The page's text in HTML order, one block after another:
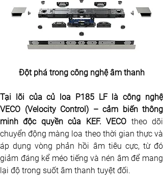
Đột phá trong công nghệ âm thanh
Tại lõi của củ loa P185 LF là công nghệ
VECO (Velocity Control) – cảm biến thông
minh độc quyền của KEF. VECO theo dõi
chuyển động màng loa theo thời gian thực và
áp dụng vòng phản hồi âm tiêu cực, từ đó
giảm đáng kể méo tiếng và nén âm để mang
lại độ trong suốt âm thanh tuyệt đối.